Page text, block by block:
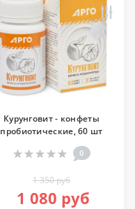
Курунговит - конфеты
пробиотические, 60 шт
0
1 350 руб
1 080 руб